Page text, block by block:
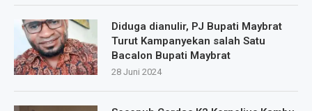
Diduga dianulir, PJ Bupati Maybrat
Turut Kampanyekan salah Satu
Bacalon Bupati Maybrat
28 Juni 2024